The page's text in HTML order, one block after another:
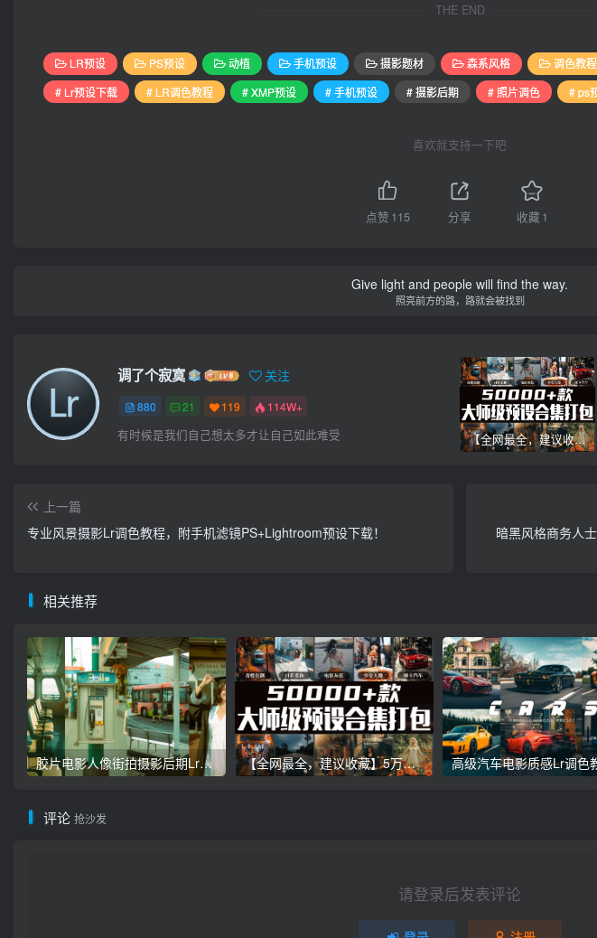
THE END
LR预设 PS预设 动植 手机预设 摄影题材 森系风格 调色教程
# Lr预设下载
# LR调色教程 # XMP预设 # 手机预设 # 摄影后期 # 照片调色 # ps
喜欢就支持一下吧
点赞 115 分享 收藏 1
Give light and people will find the way.
照亮前方的路，路就会被找到
调了个寂寞 关注
880 21 119 114W+
有时候是我们自己想太多才让自己如此难受 【全网最全，建议收藏】5万多款Lr顶级调色预设合集，精心整理，分类清晰，摄影师调色师必备素材，够用一辈子！
上一篇
专业风景摄影Lr调色教程，附手机滤镜PS+Lightroom预设下载！
暗黑风格商务人
相关推荐
胶片电影人像街拍摄影后期Lr调色教程，手机滤镜PS+Lightroom预设下载！ 【全网最全，建议收藏】5万多款Lr顶级调色预设合集，精心整理，分类清晰，摄影师调色师必备素材，够用一辈子！
评论 抢沙发
请登录后发表评论